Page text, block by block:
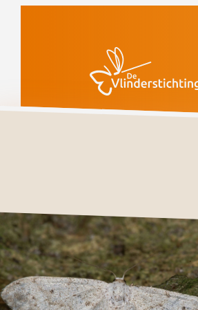
IDAEA
SERIATA
Ga direct naar
Verspreiding